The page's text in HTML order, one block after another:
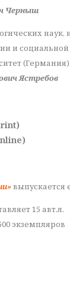
Черныш
наук,
и
(Германия)
Ястребов
выпускается
15 авт.л.
экземпляров